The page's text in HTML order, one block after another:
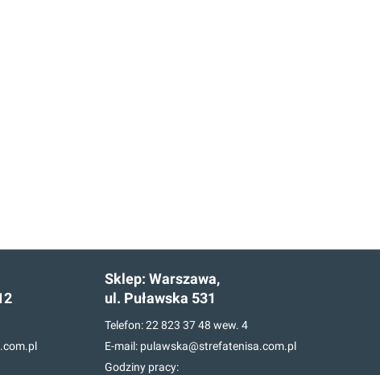
Sklep: Warszawa,
ul. Puławska 531
Telefon:22 823 37 48 wew. 4
E-mail: pulawska@strefatenisa.com.pl
Godziny pracy: